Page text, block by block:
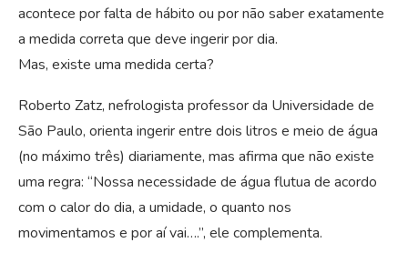
acontece por falta de hábito ou por não saber exatamente
a medida correta que deve ingerir por dia.
Mas, existe uma medida certa?
Roberto Zatz, nefrologista professor da Universidade de
São Paulo, orienta ingerir entre dois litros e meio de água
(no máximo três) diariamente, mas afirma que não existe
uma regra: “Nossa necessidade de água flutua de acordo
com o calor do dia, a umidade, o quanto nos
movimentamos e por aí vai….”, ele complementa.